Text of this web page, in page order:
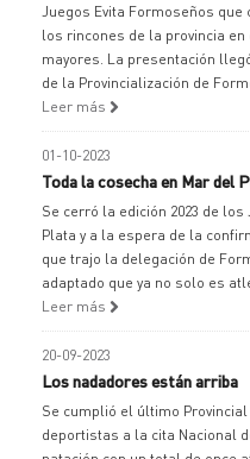
Juegos Evita Formoseños
los rincones de la provincia en
mayores. La presentación
de la Provincialización de
Leer más
01-10-2023
Toda la cosecha en Mar del
Se cerró la edición 2023 de
Plata y a la espera de la
que trajo la delegación de
adaptado que ya no solo es
Leer más
20-09-2023
Los nadadores están arriba
Se cumplió el último
deportistas a la cita Nacional